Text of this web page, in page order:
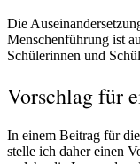
Die
Menschenführung ist
Schülerinnen und
Vorschlag für
In einem Beitrag für
stelle ich daher einen